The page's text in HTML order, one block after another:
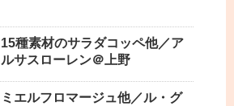
15種素材のサラダコッペ他／ア
ルサスローレン＠上野
ミエルフロマージュ他／ル・グ